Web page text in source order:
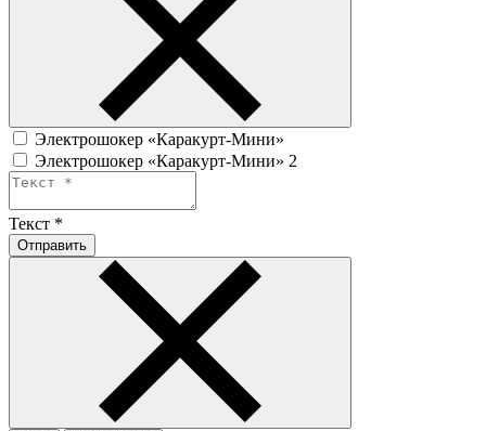
Электрошокер «Каракурт-Мини»
Электрошокер «Каракурт-Мини» 2
Текст *
Отправить